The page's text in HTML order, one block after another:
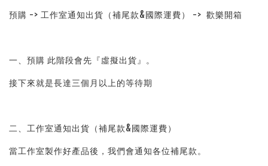
預購 -> 工作室通知出貨（補尾款&國際運費） ->  歡樂開箱
一、預購 此階段會先『虛擬出貨』。
接下來就是長達三個月以上的等待期
二、工作室通知出貨（補尾款&國際運費）
當工作室製作好產品後，我們會通知各位補尾款。